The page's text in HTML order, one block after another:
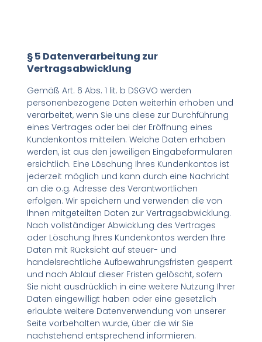
§ 5 Datenverarbeitung zur
Vertragsabwicklung
Gemäß Art. 6 Abs. 1 lit. b DSGVO werden
personenbezogene Daten weiterhin erhoben und
verarbeitet, wenn Sie uns diese zur Durchführung
eines Vertrages oder bei der Eröffnung eines
Kundenkontos mitteilen. Welche Daten erhoben
werden, ist aus den jeweiligen Eingabeformularen
ersichtlich. Eine Löschung Ihres Kundenkontos ist
jederzeit möglich und kann durch eine Nachricht
an die o.g. Adresse des Verantwortlichen
erfolgen. Wir speichern und verwenden die von
Ihnen mitgeteilten Daten zur Vertragsabwicklung.
Nach vollständiger Abwicklung des Vertrages
oder Löschung Ihres Kundenkontos werden Ihre
Daten mit Rücksicht auf steuer- und
handelsrechtliche Aufbewahrungsfristen gesperrt
und nach Ablauf dieser Fristen gelöscht, sofern
Sie nicht ausdrücklich in eine weitere Nutzung Ihrer
Daten eingewilligt haben oder eine gesetzlich
erlaubte weitere Datenverwendung von unserer
Seite vorbehalten wurde, über die wir Sie
nachstehend entsprechend informieren.